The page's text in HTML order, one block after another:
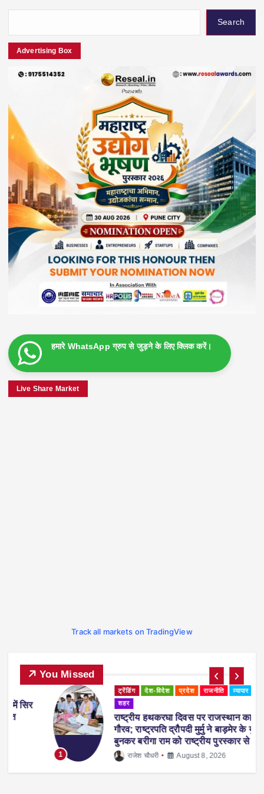
Search
Advertising Box
हमारे WhatsApp ग्रुप से जुड़ने के लिए क्लिक करें।
Live Share Market
Track all markets on TradingView
You Missed
ट्रेंडिंग देश-विदेश प्रदेश राजनीति
व्यापार
शहर
राष्ट्रीय हथकरघा दिवस पर राजस्थान का
गौरव; राष्ट्रपति द्रौपदी मुर्मु ने बाड़मेर के युवा
बुनकर बरीगा राम को राष्ट्रीय पुरस्कार से किया
सम्मानितराजेश चौधरी August 8, 2026